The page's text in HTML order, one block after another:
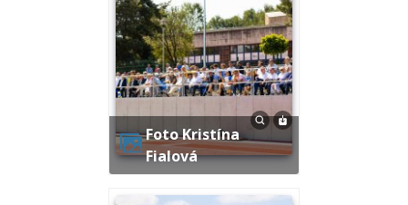
Foto Kristína
Fialová